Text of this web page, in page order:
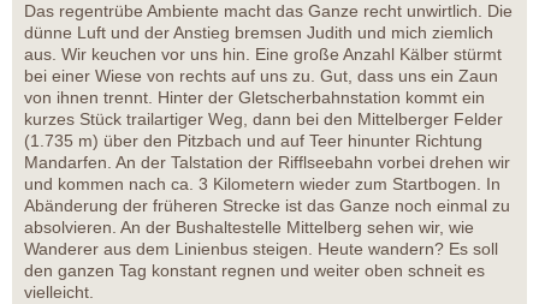
Das regentrübe Ambiente macht das Ganze recht unwirtlich. Die
dünne Luft und der Anstieg bremsen Judith und mich ziemlich
aus. Wir keuchen vor uns hin. Eine große Anzahl Kälber stürmt
bei einer Wiese von rechts auf uns zu. Gut, dass uns ein Zaun
von ihnen trennt. Hinter der Gletscherbahnstation kommt ein
kurzes Stück trailartiger Weg, dann bei den Mittelberger Felder
(1.735 m) über den Pitzbach und auf Teer hinunter Richtung
Mandarfen. An der Talstation der Rifflseebahn vorbei drehen wir
und kommen nach ca. 3 Kilometern wieder zum Startbogen. In
Abänderung der früheren Strecke ist das Ganze noch einmal zu
absolvieren. An der Bushaltestelle Mittelberg sehen wir, wie
Wanderer aus dem Linienbus steigen. Heute wandern? Es soll
den ganzen Tag konstant regnen und weiter oben schneit es
vielleicht.